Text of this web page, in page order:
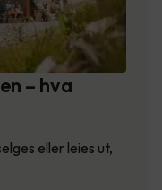
– hva
eller leies ut,